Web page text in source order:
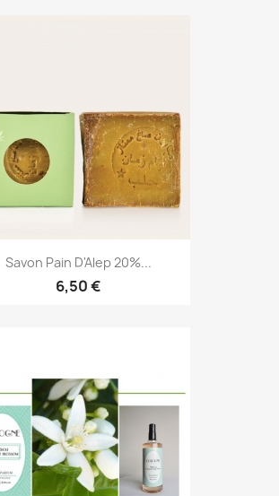
Savon Pain D'Alep 20%...
6,50 €